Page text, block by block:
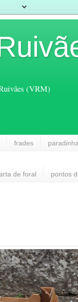
(VRM)
frades
de foral pontos